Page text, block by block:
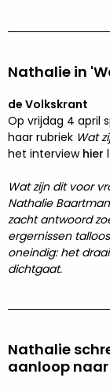
Nathalie in
de Volkskrant
Op vrijdag 4 april
haar rubriek Wat
het interview hier
Wat zijn dit voor
Nathalie
zacht antwoord
ergernissen
oneindig: het
dichtgaat.
Nathalie
aanloop